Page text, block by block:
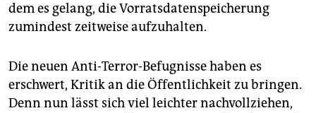
dem es gelang, die Vorratsdatenspeicherung
zumindest zeitweise aufzuhalten.
Die neuen Anti-Terror-Befugnisse haben es
erschwert, Kritik an die Öffentlichkeit zu bringen.
Denn nun lässt sich viel leichter nachvollziehen,